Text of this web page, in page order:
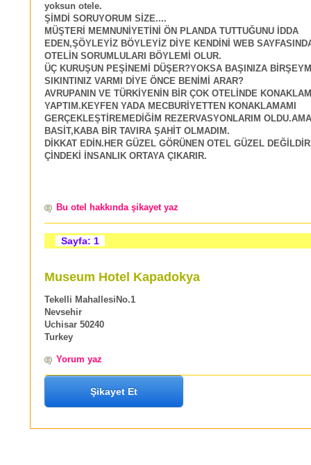
yoksun otele.
ŞİMDİ SORUYORUM SİZE....
MÜŞTERİ MEMNUNİYETİNİ ÖN PLANDA TUTTUĞUNU İDDA
EDEN,ŞÖYLEYİZ BÖYLEYİZ DİYE KENDİNİ WEB
OTELİN SORUMLULARI BÖYLEMİ OLUR.
ÜÇ KURUŞUN PEŞİNEMİ DÜŞER?YOKSA BAŞINIZA
SIKINTINIZ VARMI DİYE ÖNCE BENİMİ ARAR?
AVRUPANIN VE TÜRKİYENİN BİR ÇOK OTELİNDE
YAPTIM.KEYFEN YADA MECBURİYETTEN KONAKLAMAMI
GERÇEKLEŞTİREMEDİĞİM REZERVASYONLARIM
BASİT,KABA BİR TAVIRA ŞAHİT OLMADIM.
DİKKAT EDİN.HER GÜZEL GÖRÜNEN OTEL GÜZEL
ÇİNDEKİ İNSANLIK ORTAYA ÇIKARIR.
Bu otel hakkında şikayet yaz
Sayfa: 1
Museum Hotel Kapadokya
Tekelli MahallesiNo.1
Nevsehir
Uchisar 50240
Turkey
Yorum yaz
Şikayet Et